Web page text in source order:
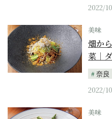
2022/
美味
畑か
菜｜
奈良
2022/
美味